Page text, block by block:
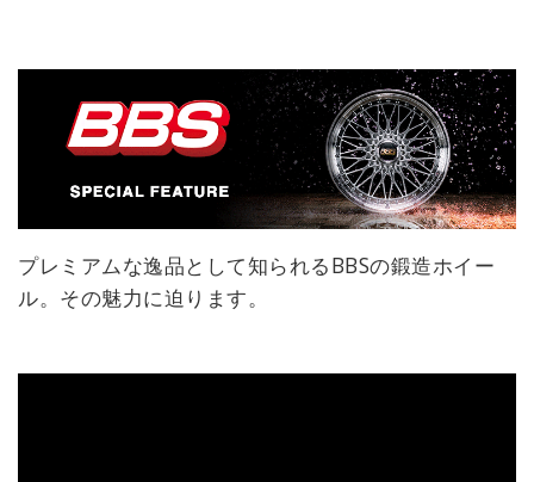
プレミアムな逸品として知られるBBSの鍛造ホイー
ル。その魅力に迫ります。